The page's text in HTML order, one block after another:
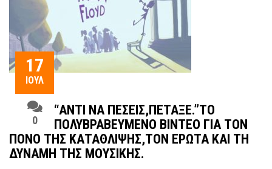
17
ΙΟΎΛ
0
“ΑΝΤΊ ΝΑ ΠΈΣΕΙΣ,ΠΈΤΑΞΕ.”ΤΟ
ΠΟΛΥΒΡΑΒΕΎΜΕΝΟ ΒΊΝΤΕΟ ΓΙΑ ΤΟΝ
ΠΌΝΟ ΤΗΣ ΚΑΤΆΘΛΙΨΗΣ,ΤΟΝ ΈΡΩΤΑ ΚΑΙ ΤΗ
ΔΎΝΑΜΗ ΤΗΣ ΜΟΥΣΙΚΉΣ.